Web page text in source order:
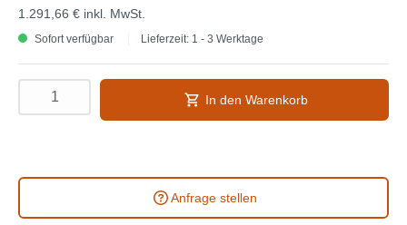
1.291,66 € inkl. MwSt.
Sofort verfügbar Lieferzeit: 1 - 3 Werktage
In den Warenkorb
Anfrage stellen